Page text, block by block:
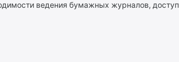
ведения бумажных журналов,